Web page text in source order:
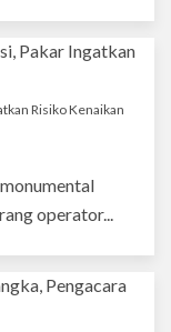
Risiko Kenaikan
operator...